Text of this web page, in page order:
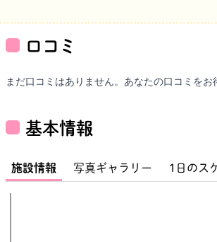
口コミ
まだ口コミはありません。あなたの口コミをお
基本情報
施設情報 写真ギャラリー 1日のス